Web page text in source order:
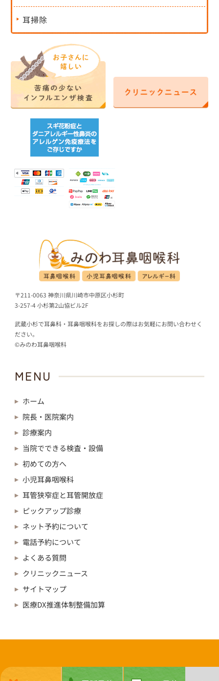
耳掃除
〒211-0063 神奈川県川崎市中原区小杉町
3-257-4 小杉第2山協ビル2F
武蔵小杉で耳鼻科・耳鼻咽喉科をお探しの際はお気軽にお問い合わせく
ださい。
©みのわ耳鼻咽喉科
MENU
ホーム
院長・医院案内
診療案内
当院でできる検査・設備
初めての方へ
小児耳鼻咽喉科
耳管狭窄症と耳管開放症
ピックアップ診療
ネット予約について
電話予約について
よくある質問
クリニックニュース
サイトマップ
医療DX推進体制整備加算